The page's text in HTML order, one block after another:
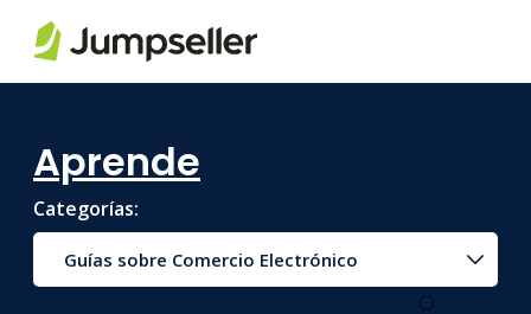
Aprende
Categorías:
Guías sobre Comercio Electrónico